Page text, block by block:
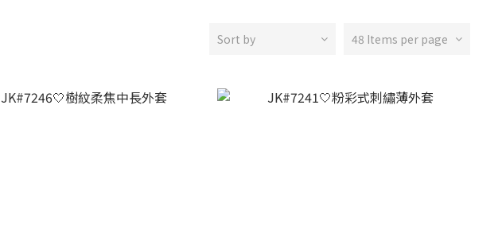
Sort by 48 Items per page